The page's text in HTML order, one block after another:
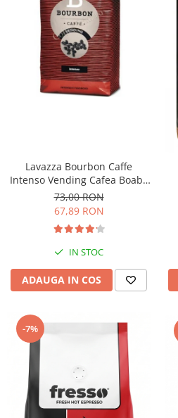
Lavazza Bourbon Caffe
Intenso Vending Cafea Boabe
1 Kg
73,00 RON
67,89 RON
IN STOC
ADAUGA IN COS
-7%